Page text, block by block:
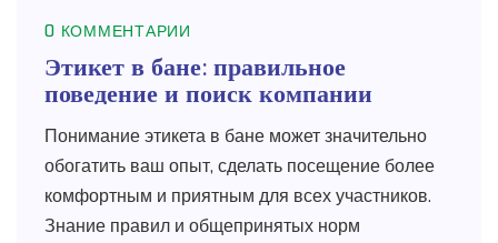
0 КОММЕНТАРИИ
Этикет в бане: правильное
поведение и поиск компании
Понимание этикета в бане может значительно
обогатить ваш опыт, сделать посещение более
комфортным и приятным для всех участников.
Знание правил и общепринятых норм